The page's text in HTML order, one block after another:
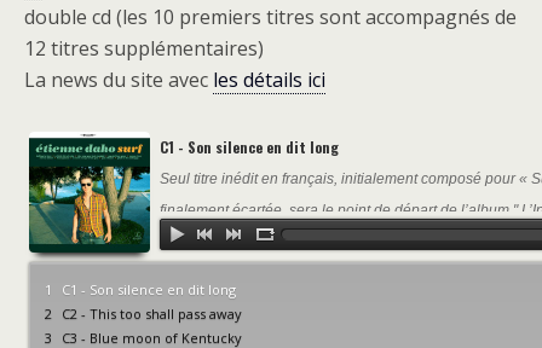
double cd (les 10 premiers titres sont accompagnés de
12 titres supplémentaires)
La news du site avec les détails ici
C1 - Son silence en dit long
Seul titre inédit en français, initialement composé pour «
finalement écartée, sera le point de départ de l’album "
1
C1 - Son silence en dit long
2
C2 - This too shall pass away
3
C3 - Blue moon of Kentucky